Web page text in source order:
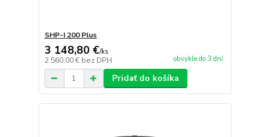
SHP-I 200 Plus
3 148,80 €/ks
2 560,00 € bez DPH obvykle do 3 dní
Pridať do košíka